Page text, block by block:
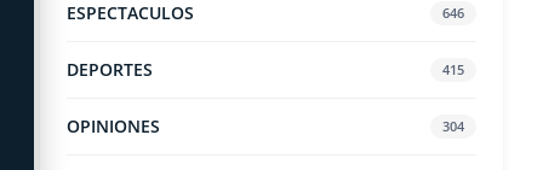
ESPECTACULOS 646
DEPORTES 415
OPINIONES 304